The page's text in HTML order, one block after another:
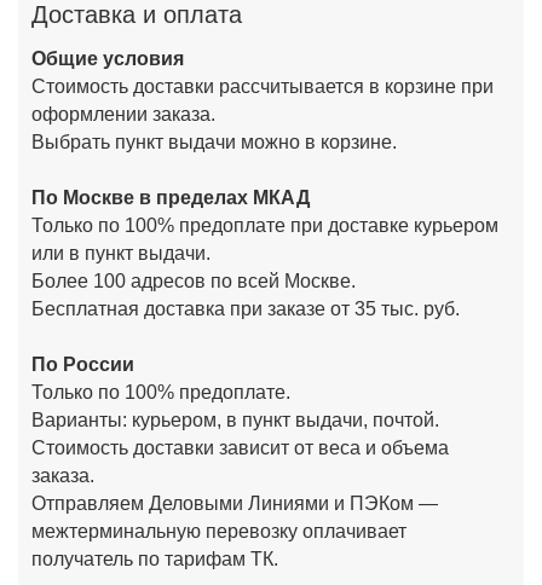
Доставка и оплата
Общие условия
Стоимость доставки рассчитывается в корзине при
оформлении заказа.
Выбрать пункт выдачи можно в корзине.
По Москве в пределах МКАД
Только по 100% предоплате при доставке курьером
или в пункт выдачи.
Более 100 адресов по всей Москве.
Бесплатная доставка при заказе от 35 тыс. руб.
По России
Только по 100% предоплате.
Варианты: курьером, в пункт выдачи, почтой.
Стоимость доставки зависит от веса и объема
заказа.
Отправляем Деловыми Линиями и ПЭКом —
межтерминальную перевозку оплачивает
получатель по тарифам ТК.